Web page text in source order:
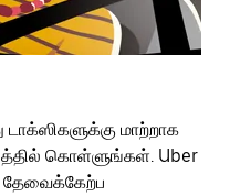
மாற்றாக
கொள்ளுங்கள். Uber
தேவைக்கேற்ப